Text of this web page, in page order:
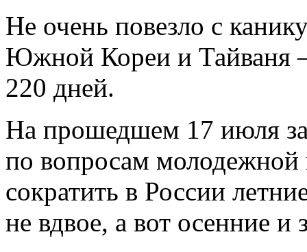
Не очень повезло с
Южной Кореи и Тайваня
220 дней.
На прошедшем 17 июля
по вопросам
сократить в России
не вдвое, а вот осенние